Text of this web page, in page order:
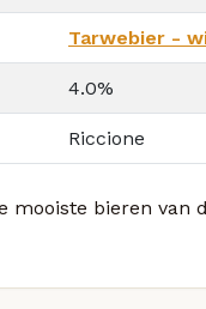
Tarwebier -
4.0%
Riccione
mooiste bieren van